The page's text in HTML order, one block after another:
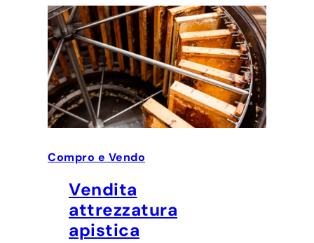
Compro e Vendo
Vendita
attrezzatura
apistica